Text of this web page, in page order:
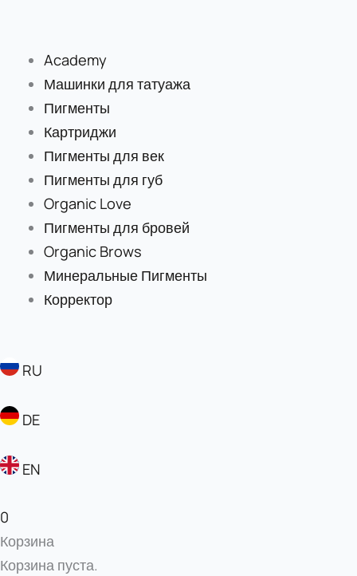
содержимому
Academy
Машинки для татуажа
Пигменты
Картриджи
Пигменты для век
Пигменты для губ
Organic Love
Пигменты для бровей
Organic Brows
Минеральные Пигменты
Корректор
RU
DE
EN
0
Корзина
Корзина пуста.